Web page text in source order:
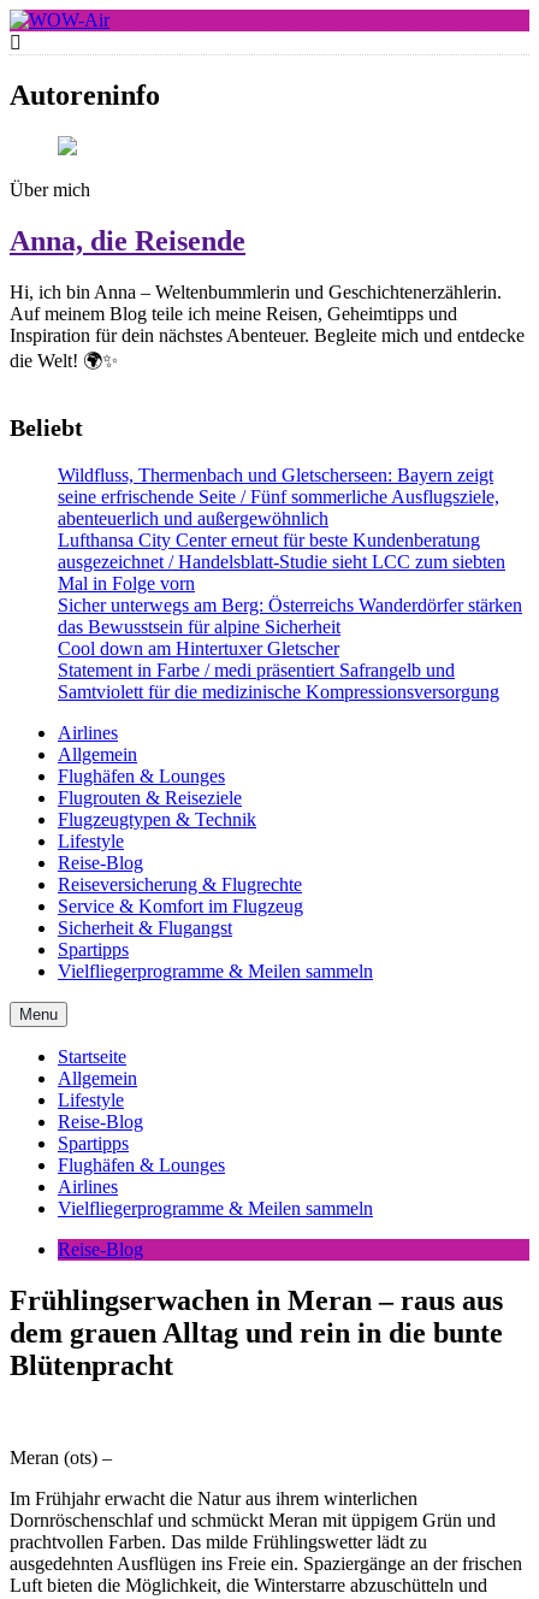
Skip
to
content
WOW-Air
Autoreninfo
Über mich
Anna, die Reisende
Hi, ich bin Anna – Weltenbummlerin und Geschichtenerzählerin.
Auf meinem Blog teile ich meine Reisen, Geheimtipps und
Inspiration für dein nächstes Abenteuer. Begleite mich und entdecke
die Welt! 🌍✨
Beliebt
Wildfluss, Thermenbach und Gletscherseen: Bayern zeigt
seine erfrischende Seite / Fünf sommerliche Ausflugsziele,
abenteuerlich und außergewöhnlich
Lufthansa City Center erneut für beste Kundenberatung
ausgezeichnet / Handelsblatt-Studie sieht LCC zum siebten
Mal in Folge vorn
Sicher unterwegs am Berg: Österreichs Wanderdörfer stärken
das Bewusstsein für alpine Sicherheit
Cool down am Hintertuxer Gletscher
Statement in Farbe / medi präsentiert Safrangelb und
Samtviolett für die medizinische Kompressionsversorgung
Airlines
Allgemein
Flughäfen & Lounges
Flugrouten & Reiseziele
Flugzeugtypen & Technik
Lifestyle
Reise-Blog
Reiseversicherung & Flugrechte
Service & Komfort im Flugzeug
Sicherheit & Flugangst
Spartipps
Vielfliegerprogramme & Meilen sammeln
Menu
Startseite
Allgemein
Lifestyle
Reise-Blog
Spartipps
Flughäfen & Lounges
Airlines
Vielfliegerprogramme & Meilen sammeln
Reise-Blog
Frühlingserwachen in Meran – raus aus
dem grauen Alltag und rein in die bunte
Blütenpracht
Meran (ots) –
Im Frühjahr erwacht die Natur aus ihrem winterlichen
Dornröschenschlaf und schmückt Meran mit üppigem Grün und
prachtvollen Farben. Das milde Frühlingswetter lädt zu
ausgedehnten Ausflügen ins Freie ein. Spaziergänge an der frischen
Luft bieten die Möglichkeit, die Winterstarre abzuschütteln und